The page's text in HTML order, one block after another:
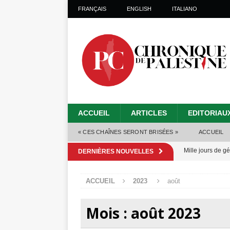
FRANÇAIS ENGLISH ITALIANO
ACCUEIL ARTICLES
« CES CHAÎNES SERONT BRISÉES » ACCUEIL
DERNIÈRES NOUVELLES Mille jours de
Les Israéliens
ACCUEIL 2023 août
Mois : août 2023